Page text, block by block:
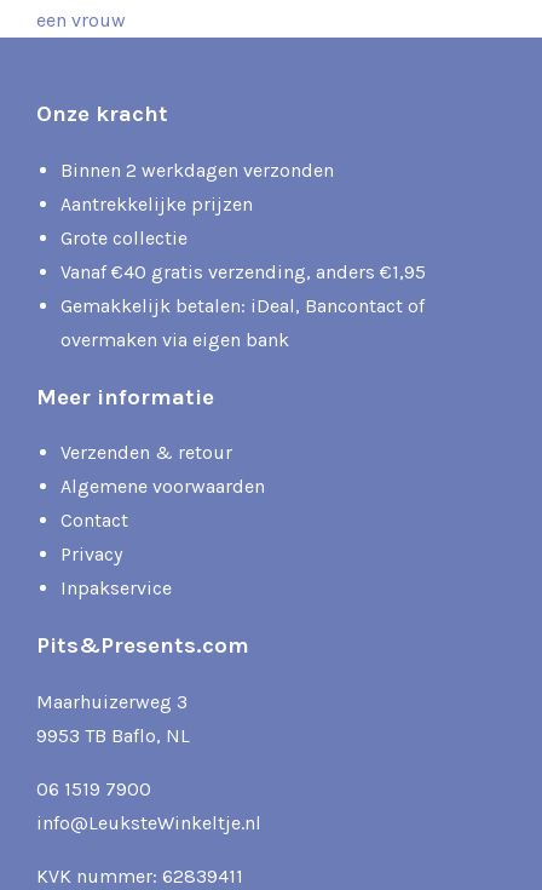
een vrouw
Onze kracht
Binnen 2 werkdagen verzonden
Aantrekkelijke prijzen
Grote collectie
Vanaf €40 gratis verzending, anders €1,95
Gemakkelijk betalen: iDeal, Bancontact of
overmaken via eigen bank
Meer informatie
Verzenden & retour
Algemene voorwaarden
Contact
Privacy
Inpakservice
Pits&Presents.com
Maarhuizerweg 3
9953 TB Baflo, NL
06 1519 7900
info@LeuksteWinkeltje.nl
KVK nummer: 62839411